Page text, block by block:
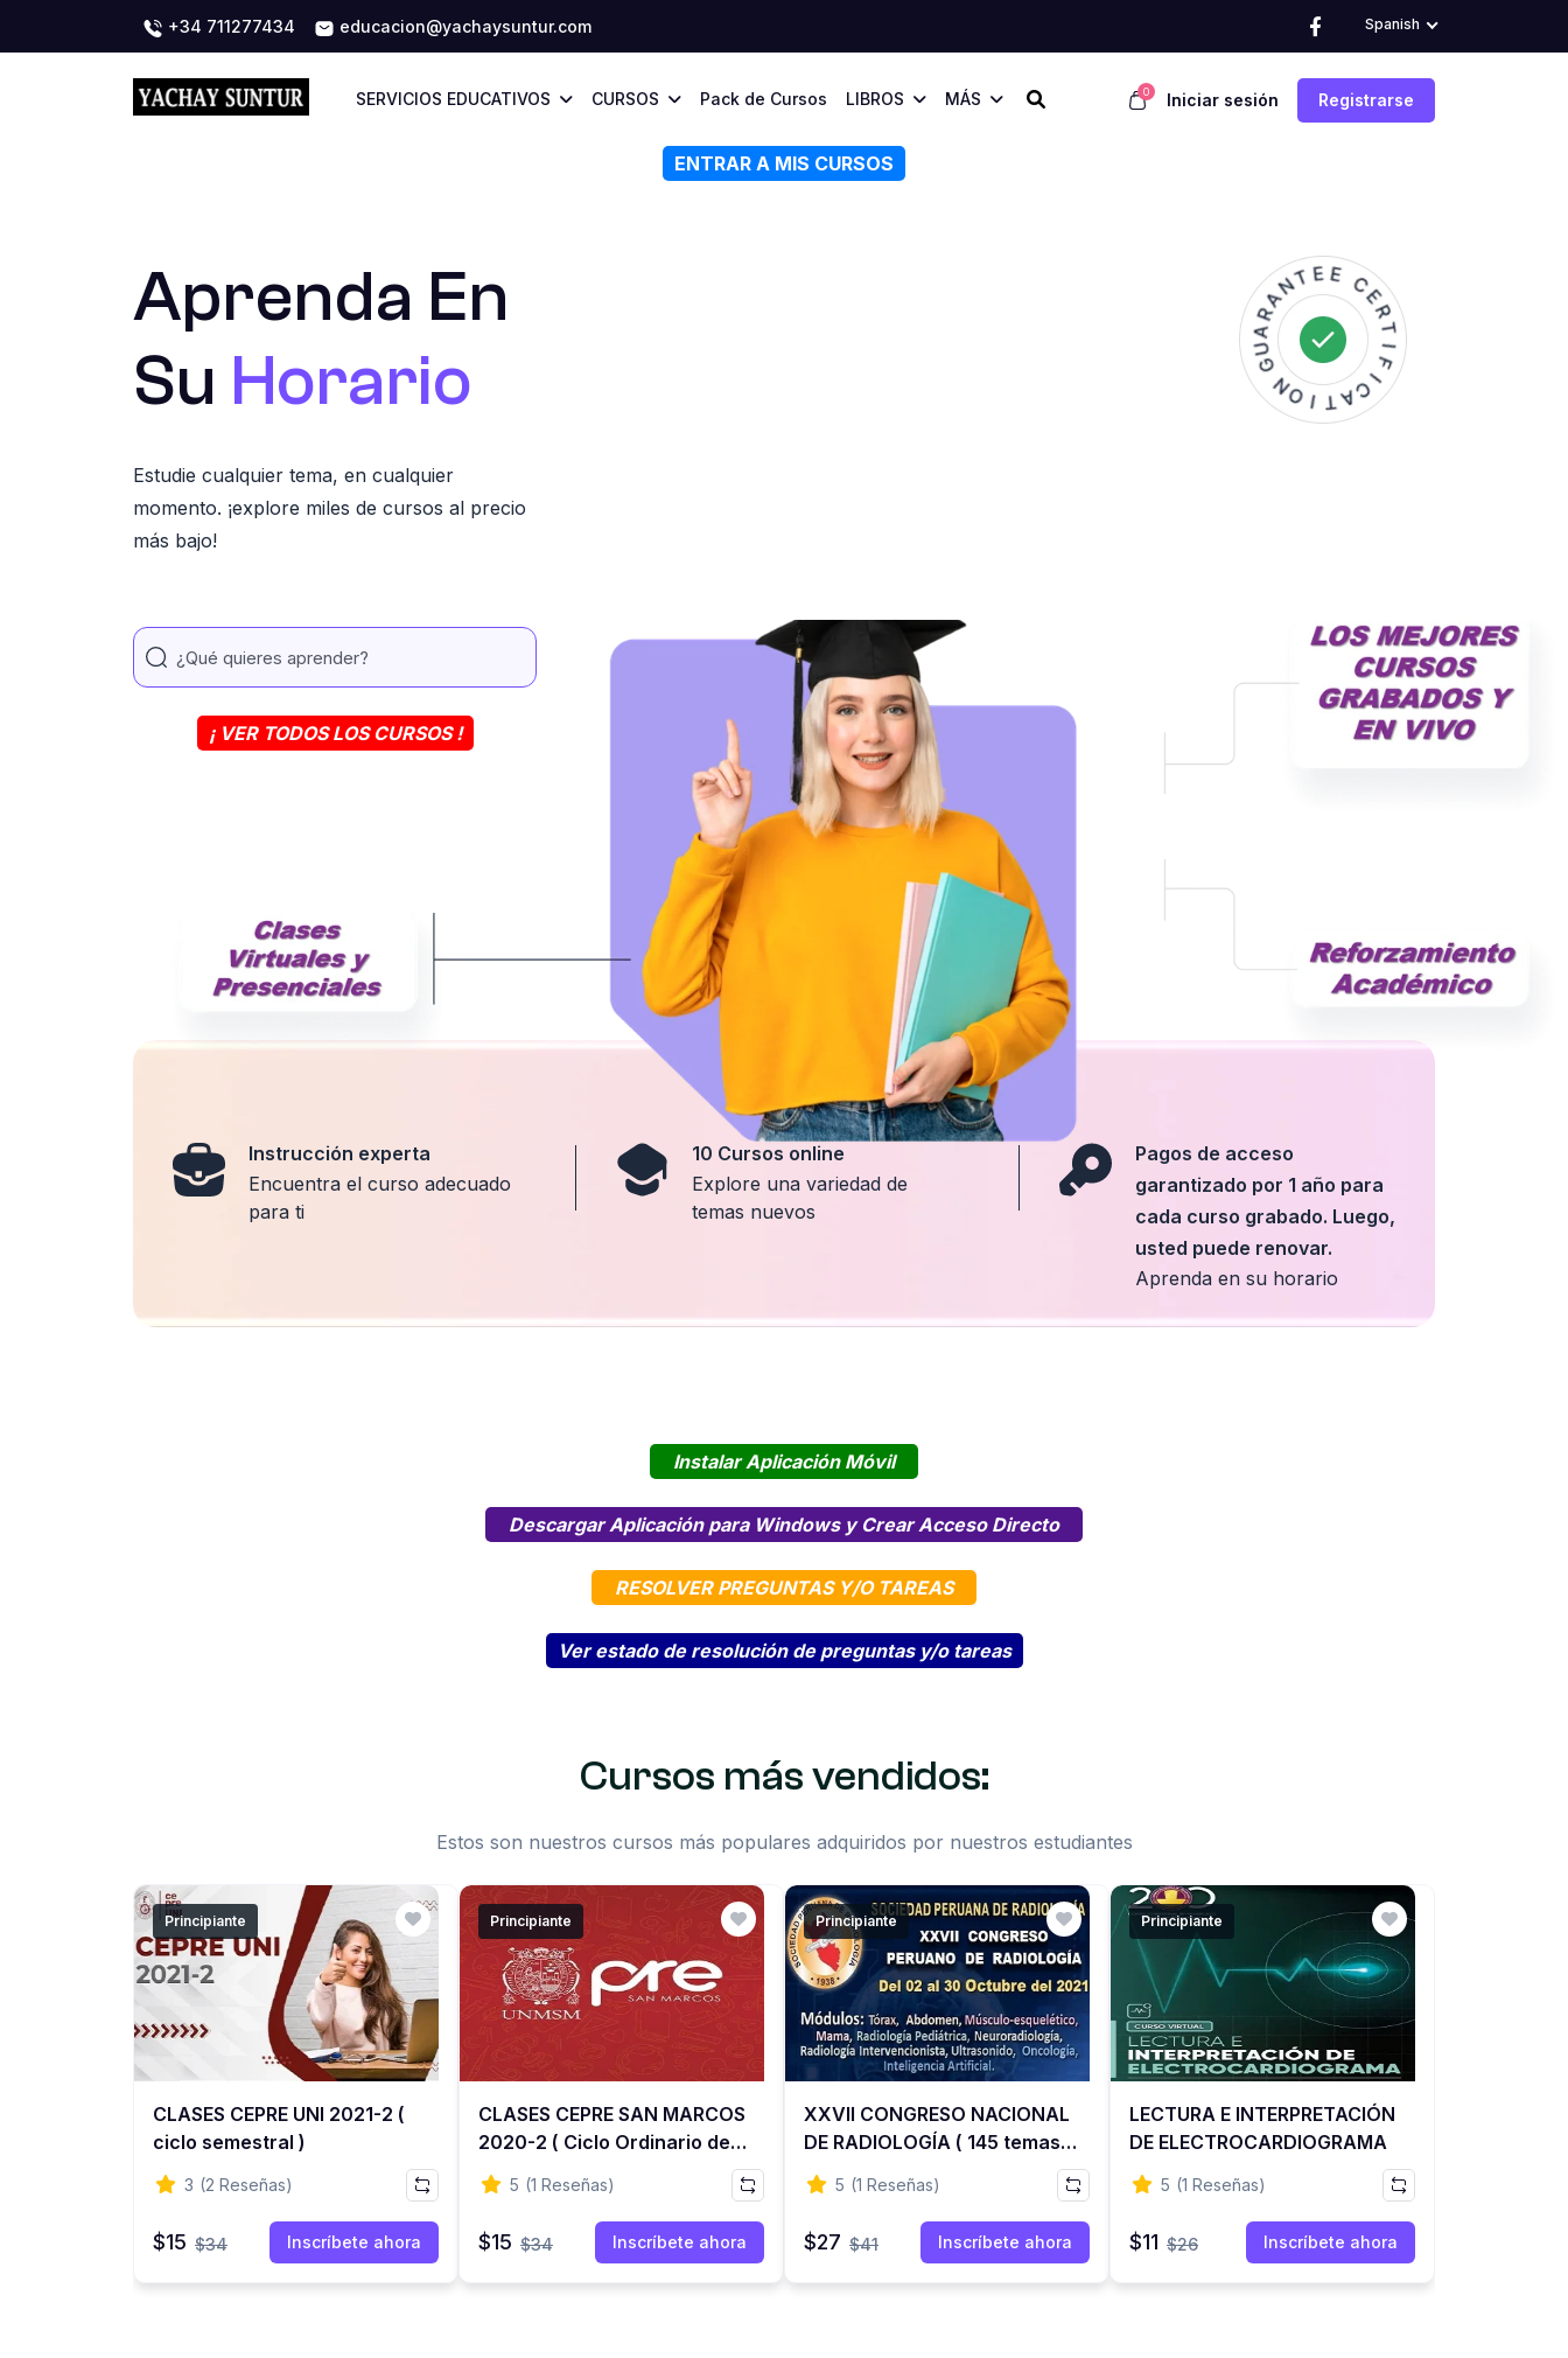
+34 711277434 educacion@yachaysuntur.com Spanish
SERVICIOS EDUCATIVOS CURSOS Pack de Cursos LIBROS MÁS 0 Iniciar sesión Registrarse
ENTRAR A MIS CURSOS
Aprenda En
Su Horario
Estudie cualquier tema, en cualquier
momento. ¡explore miles de cursos al precio
más bajo!
¡ VER TODOS LOS CURSOS !
Instrucción experta
Encuentra el curso adecuado
para ti
10 Cursos online
Explore una variedad de
temas nuevos
Pagos de acceso
garantizado por 1 año para
cada curso grabado. Luego,
usted puede renovar.
Aprenda en su horario
Instalar Aplicación Móvil
Descargar Aplicación para Windows y Crear Acceso Directo
RESOLVER PREGUNTAS Y/O TAREAS
Ver estado de resolución de preguntas y/o tareas
Cursos más vendidos:
Estos son nuestros cursos más populares adquiridos por nuestros estudiantes
Principiante
CLASES CEPRE UNI 2021-2 (
ciclo semestral )
3 (2 Reseñas)
$15 $34 Inscríbete ahora
Principiante
CLASES CEPRE SAN MARCOS
2020-2 ( Ciclo Ordinario de
Ingreso Directo )
5 (1 Reseñas)
$15 $34 Inscríbete ahora
Principiante
XXVII CONGRESO NACIONAL
DE RADIOLOGÍA ( 145 temas,
14 países, Duración: UN MES )
- PERÚ
5 (1 Reseñas)
$27 $41 Inscríbete ahora
Principiante
LECTURA E INTERPRETACIÓN
DE ELECTROCARDIOGRAMA
5 (1 Reseñas)
$11 $26 Inscríbete ahora